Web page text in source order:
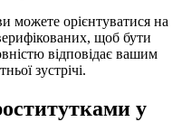
орієнтуватися на
щоб бути
відповідає вашим
зустрічі.
у